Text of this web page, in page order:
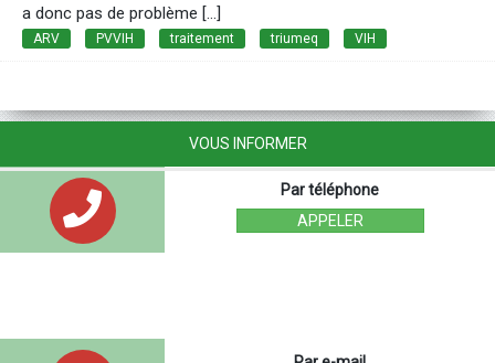
a donc pas de problème […]
ARV PVVIH traitement triumeq VIH
VOUS INFORMER
Par téléphone
APPELER